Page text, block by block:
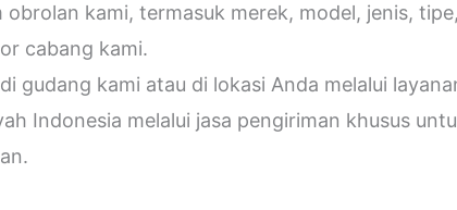
kami, termasuk merek, model, jenis,
cabang kami.
gudang kami atau di lokasi Anda melalui
Indonesia melalui jasa pengiriman khusus